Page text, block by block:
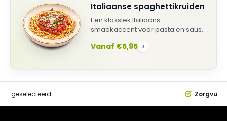
Italiaanse spaghettikruiden
Een klassiek Italiaans
smaakaccent voor pasta en saus.
Vanaf €5,95 ›
geselecteerd